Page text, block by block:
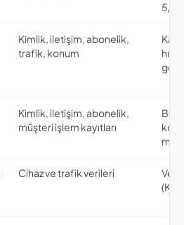
5/
Kimlik, iletişim, abonelik,
trafik, konum
Kimlik, iletişim, abonelik,
müşteri işlem kayıtları
Bir
m.
Cihaz ve trafik verileri
Veri